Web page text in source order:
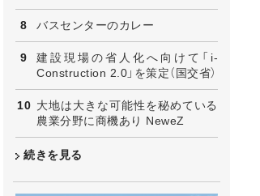
バスセンターのカレー
建設現場の省人化へ向けて「i-
Construction 2.0」を策定（国交省）
大地は大きな可能性を秘めている
農業分野に商機あり NeweZ
続きを見る